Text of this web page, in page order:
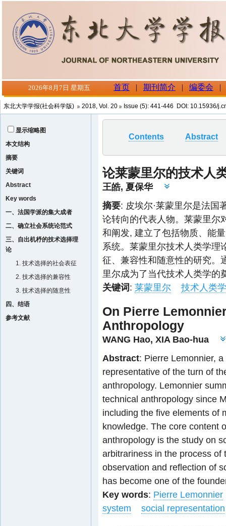
东北大学学报(社会科学版) 2018, Vol. 20 Issue (5): 441-446 DOI: 10.15936/
显示缩略图
本文结构
摘要
关键词
Abstract
Key words
一、法国学派的集大成者
二、确立社会系统论范式
三、自出机杼的技术选择理
论
1. 技术选择的社会表征
2. 技术选择的兼容性
3. 技术选择的随意性
四、结语
参考文献
Contents Abstract
论莱蒙里尔的技术人
王皓, 夏保华
摘要: 皮埃尔·莱蒙里尔是法国
论转向的代表人物。莱蒙里尔
和阐发, 建立了包括物质、能
系统。莱蒙里尔技术人类学理
征、兼容性和随意性的研究。
里尔成为了当代技术人类学的
关键词: 莱蒙里尔 技术人类学
On Pierre
Anthropology
WANG Hao, XIA Bao-hua
Abstract: Pierre Lemonnier,
representative of the turn of
anthropology. Lemonnier
technical anthropology since
including the five elements of
knowledge. The core content
anthropology is the study on
arbitrariness in the process
observation and reflection of
has become one of the
Key words: Pierre Lemonnier
system
social representation